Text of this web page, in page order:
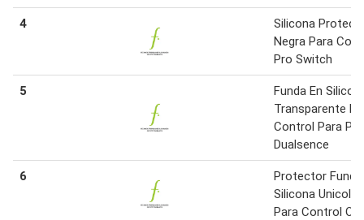
4
Silicona
Negra Para
Pro Switch
5
Funda En
Transparente
Control Para
Dualsence
6
Protector Funda
Silicona Unicolor
Para Control